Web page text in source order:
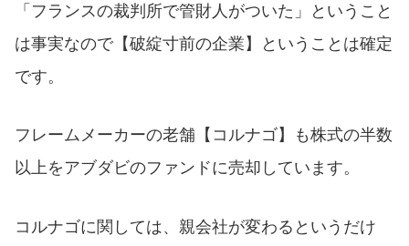
「フランスの裁判所で管財人がついた」ということ
は事実なので【破綻寸前の企業】ということは確定
です。
フレームメーカーの老舗【コルナゴ】も株式の半数
以上をアブダビのファンドに売却しています。
コルナゴに関しては、親会社が変わるというだけ